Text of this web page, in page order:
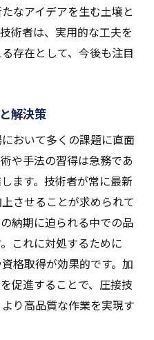
なアイデアを生む土壌と
術者は、実用的な工夫を
存在として、今後も注目
解決策
おいて多くの課題に直面
や手法の習得は急務であ
ます。技術者が常に最新
させることが求められて
納期に迫られる中での品
これに対処するために
格取得が効果的です。加
促進することで、圧接技
り高品質な作業を実現す